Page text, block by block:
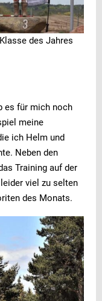
des Jahres
es für mich noch
meine
ich Helm und
Neben den
Training auf der
viel zu selten
des Monats.